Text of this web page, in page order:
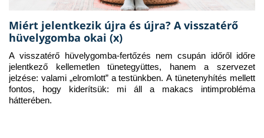
Miért jelentkezik újra és újra? A visszatérő
hüvelygomba okai (x)
A visszatérő hüvelygomba-fertőzés nem csupán időről időre
jelentkező kellemetlen tünetegyüttes, hanem a szervezet
jelzése: valami „elromlott” a testünkben. A tünetenyhítés mellett
fontos, hogy kiderítsük: mi áll a makacs intimprobléma
hátterében.